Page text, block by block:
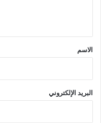
*
الاسم
البريد الإلكتروني